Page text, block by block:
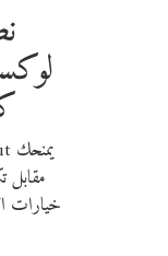
مقابل
خيارات